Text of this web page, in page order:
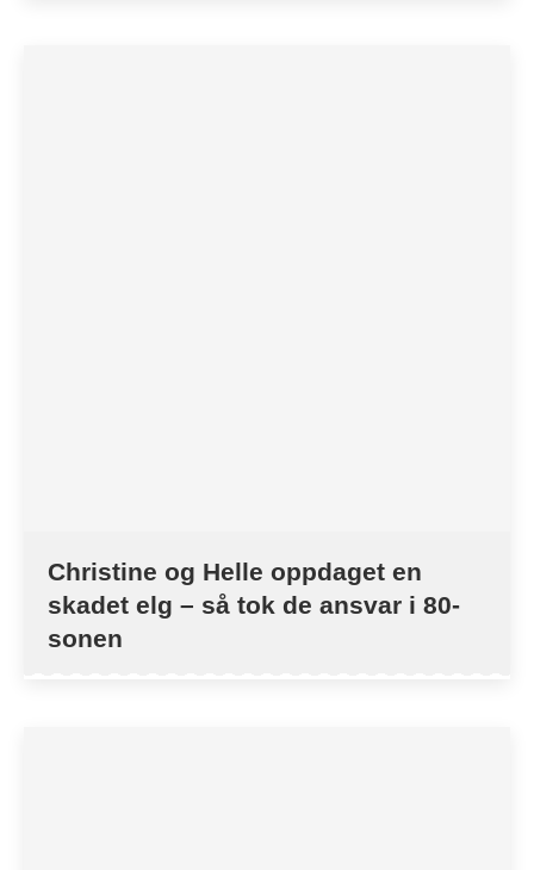
Christine og Helle oppdaget en
skadet elg – så tok de ansvar i 80-
sonen